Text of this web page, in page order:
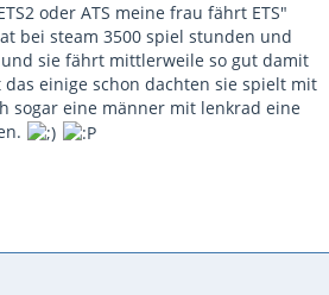
oder ATS meine frau fährt ETS"
bei steam 3500 spiel stunden und
sie fährt mittlerweile so gut damit
einige schon dachten sie spielt mit
sogar eine männer mit lenkrad eine